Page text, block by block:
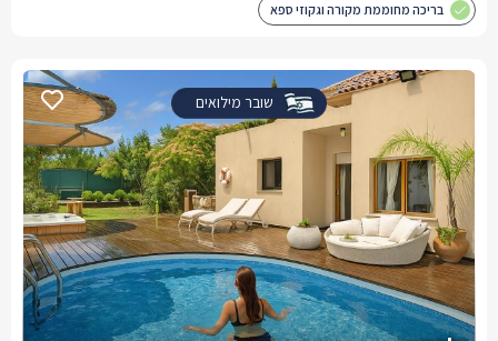
בריכה מחוממת מקורה וגקוזי ספא
שובר מילואים